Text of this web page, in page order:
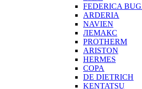
FEDERICA
ARDERIA
NAVIEN
ЛЕМАКС
PROTHERM
ARISTON
HERMES
COPA
DE DIETRICH
KENTATSU